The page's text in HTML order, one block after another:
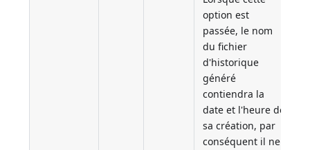
option est
passée, le nom
du fichier
d'historique
généré
contiendra la
date et l'heure de
sa création, par
conséquent il ne